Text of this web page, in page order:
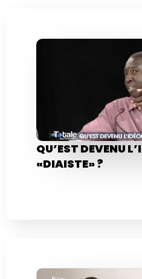
QU’EST DEVENU
«DIAISTE» ?